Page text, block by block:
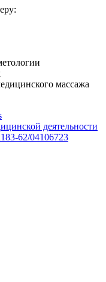
деятельности
62/04106723